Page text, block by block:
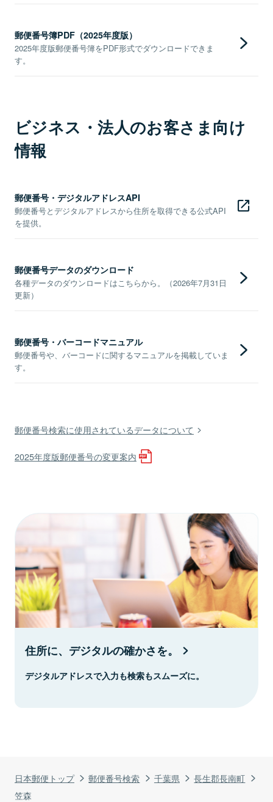
日本郵便トップ 郵便番号検索 千葉県
長生郡長南町
笠森
郵便番号簿PDF（2025年度版）
2025年度版郵便番号簿をPDF形式でダウンロードできま
す。
ビジネス・法人のお客さま向け
情報
郵便番号・デジタルアドレスAPI
郵便番号とデジタルアドレスから住所を取得できる公式API
を提供。
郵便番号データのダウンロード
各種データのダウンロードはこちらから。（2026年7月31日
更新）
郵便番号・バーコードマニュアル
郵便番号や、バーコードに関するマニュアルを掲載していま
す。
郵便番号検索に使用されているデータについて
2025年度版郵便番号の変更案内
住所に、デジタルの確かさを。
デジタルアドレスで入力も検索もスムーズに。